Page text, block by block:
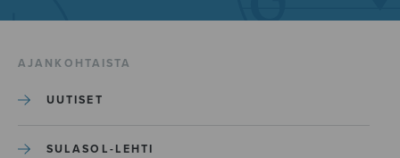
AJANKOHTAISTA
UUTISET
SULASOL-LEHTI